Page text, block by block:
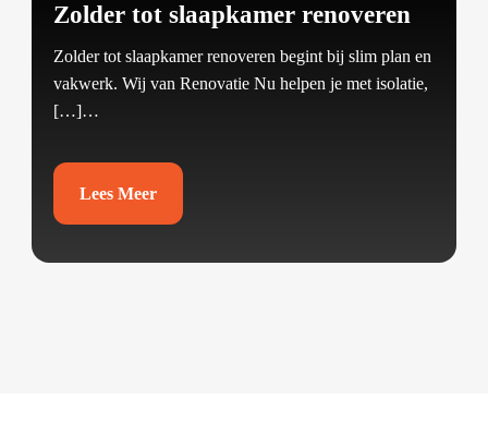
Zolder tot slaapkamer renoveren
Zolder tot slaapkamer renoveren begint bij slim plan en
vakwerk.​ Wij van Renovatie Nu helpen je met isolatie,
[…]…
Lees Meer